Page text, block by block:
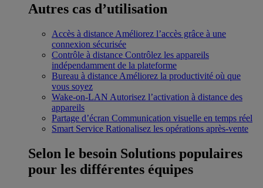
Autres cas d’utilisation
Accès à distance Améliorez l’accès grâce à une
connexion sécurisée
Contrôle à distance Contrôlez les appareils
indépendamment de la plateforme
Bureau à distance Améliorez la productivité où que
vous soyez
Wake-on-LAN Autorisez l’activation à distance des
appareils
Partage d’écran Communication visuelle en temps réel
Smart Service Rationalisez les opérations après-vente
Selon le besoin Solutions populaires
pour les différentes équipes